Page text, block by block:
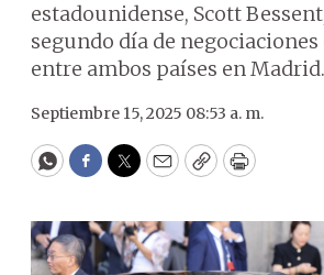
estadounidense, Scott
segundo día de
entre ambos países en Madrid.
Septiembre 15, 2025 08:53 a. m.
WhatsApp
Facebook
Twitter
EmailCopyPrint